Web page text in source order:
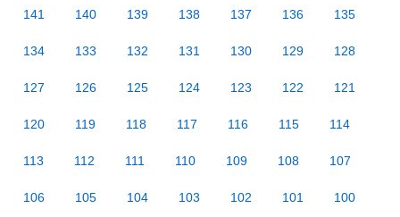
141 140 139 138 137 136 135
134 133 132 131 130 129 128
127 126 125 124 123 122 121
120 119 118 117 116 115 114
113 112 111 110 109 108 107
106 105 104 103 102 101 100